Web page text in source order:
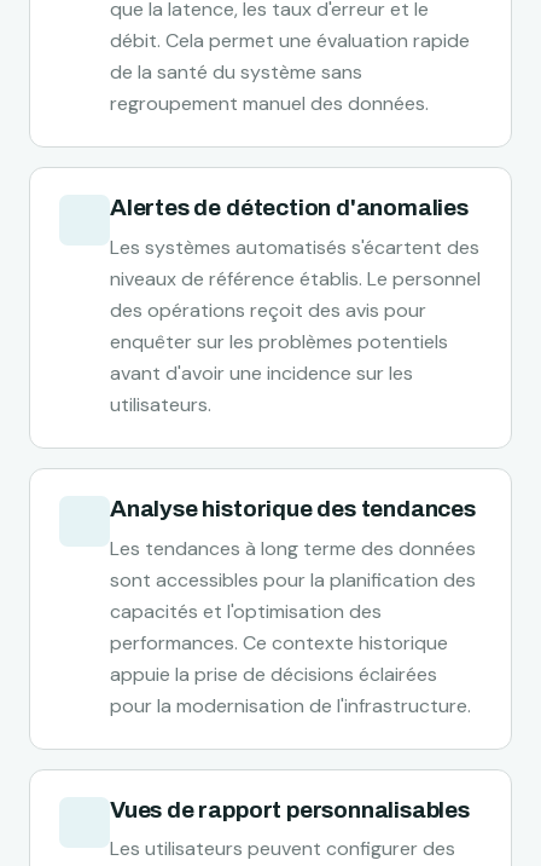
que la latence, les taux d'erreur et le
débit. Cela permet une évaluation rapide
de la santé du système sans
regroupement manuel des données.
Alertes de détection d'anomalies
Les systèmes automatisés s'écartent des
niveaux de référence établis. Le personnel
des opérations reçoit des avis pour
enquêter sur les problèmes potentiels
avant d'avoir une incidence sur les
utilisateurs.
Analyse historique des tendances
Les tendances à long terme des données
sont accessibles pour la planification des
capacités et l'optimisation des
performances. Ce contexte historique
appuie la prise de décisions éclairées
pour la modernisation de l'infrastructure.
Vues de rapport personnalisables
Les utilisateurs peuvent configurer des